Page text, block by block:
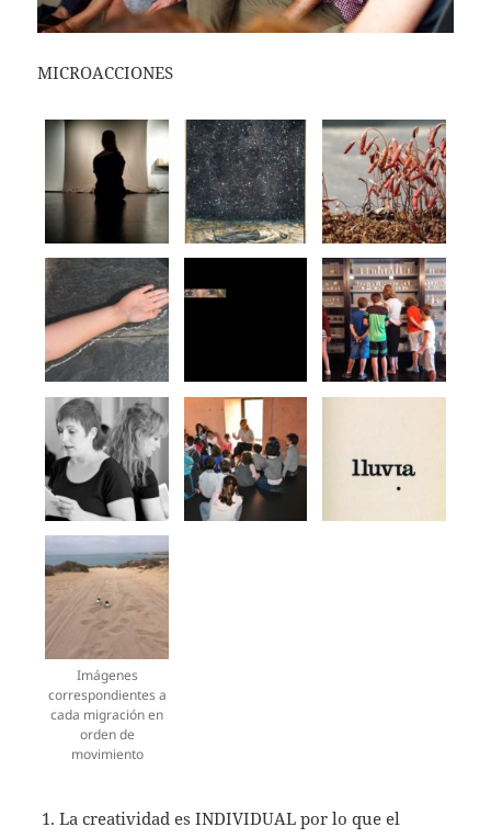
MICROACCIONES
Imágenes
correspondientes a
cada migración en
orden de
movimiento
La creatividad es INDIVIDUAL por lo que el